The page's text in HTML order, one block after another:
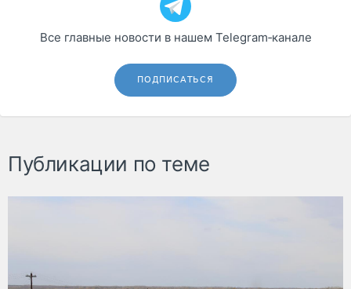
Все главные новости в нашем Telegram‑канале
ПОДПИСАТЬСЯ
Публикации по теме